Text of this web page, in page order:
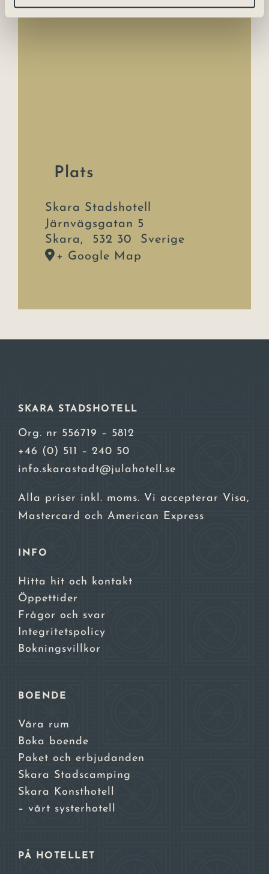
Plats
Skara Stadshotell
Järnvägsgatan 5
Skara, 532 30
Sverige
+ Google Map
SKARA STADSHOTELL
Org. nr 556719 – 5812
+46 (0) 511 – 240 50
info.skarastadt@julahotell.se
Alla priser inkl. moms. Vi accepterar Visa,
Mastercard och American Express
INFO
Hitta hit och kontakt
Öppettider
Frågor och svar
Integritetspolicy
Bokningsvillkor
BOENDE
Våra rum
Boka boende
Paket och erbjudanden
Skara Stadscamping
Skara Konsthotell
– vårt systerhotell
PÅ HOTELLET